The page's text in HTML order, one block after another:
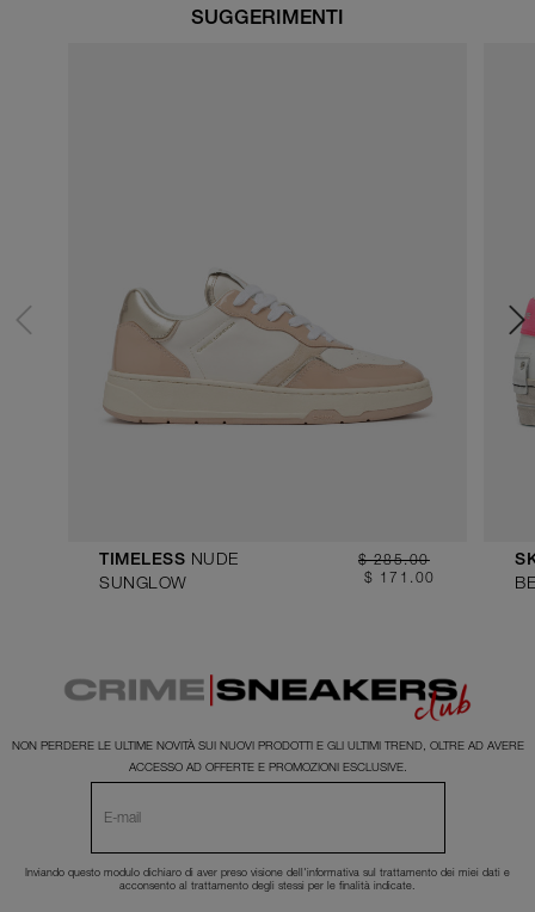
SUGGERIMENTI
TIMELESS NUDE
SUNGLOW
$ 285.00
$ 171.00
NON PERDERE LE ULTIME NOVITÀ SUI NUOVI PRODOTTI E GLI ULTIMI TREND, OLTRE AD AVERE
ACCESSO AD OFFERTE E PROMOZIONI ESCLUSIVE.
Inviando questo modulo dichiaro di aver preso visione dell'informativa sul trattamento dei miei dati e
acconsento al trattamento degli stessi per le finalità indicate.